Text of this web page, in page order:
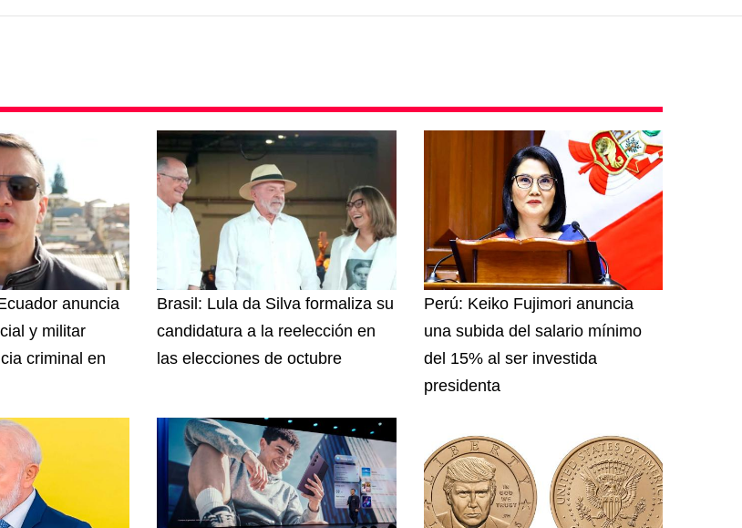
anuncia
y militar
criminal en
Brasil: Lula da Silva formaliza su
candidatura a la reelección en
las elecciones de octubre
Perú: Keiko Fujimori anuncia
una subida del salario mínimo
del 15% al ser investida
presidenta